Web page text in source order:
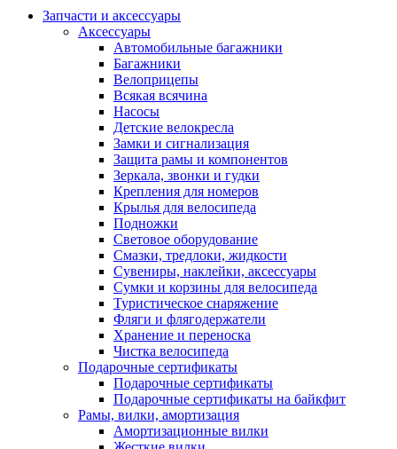
Запчасти и аксессуары
Аксессуары
Автомобильные багажники
Багажники
Велоприцепы
Всякая всячина
Насосы
Детские велокресла
Замки и сигнализация
Защита рамы и компонентов
Зеркала, звонки и гудки
Крепления для номеров
Крылья для велосипеда
Подножки
Световое оборудование
Смазки, тредлоки, жидкости
Сувениры, наклейки, аксессуары
Сумки и корзины для велосипеда
Туристическое снаряжение
Фляги и флягодержатели
Хранение и переноска
Чистка велосипеда
Подарочные сертификаты
Подарочные сертификаты
Подарочные сертификаты на байкфит
Рамы, вилки, амортизация
Амортизационные вилки